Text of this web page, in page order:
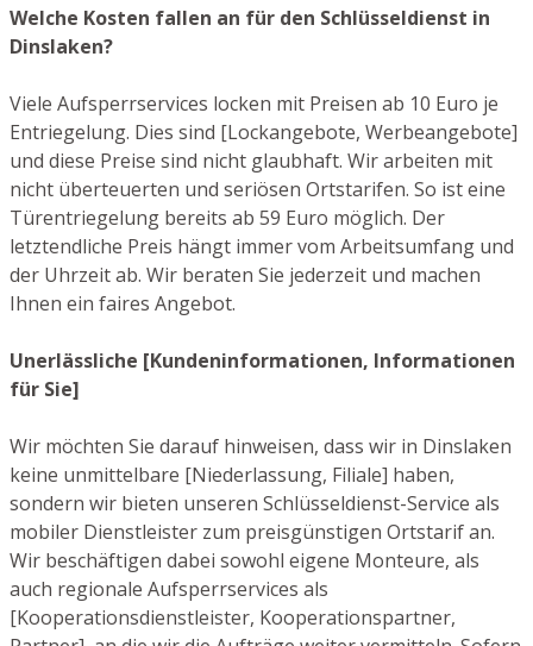
Welche Kosten fallen an für den Schlüsseldienst in
Dinslaken?
Viele Aufsperrservices locken mit Preisen ab 10 Euro je
Entriegelung. Dies sind [Lockangebote, Werbeangebote]
und diese Preise sind nicht glaubhaft. Wir arbeiten mit
nicht überteuerten und seriösen Ortstarifen. So ist eine
Türentriegelung bereits ab 59 Euro möglich. Der
letztendliche Preis hängt immer vom Arbeitsumfang und
der Uhrzeit ab. Wir beraten Sie jederzeit und machen
Ihnen ein faires Angebot.
Unerlässliche [Kundeninformationen, Informationen
für Sie]
Wir möchten Sie darauf hinweisen, dass wir in Dinslaken
keine unmittelbare [Niederlassung, Filiale] haben,
sondern wir bieten unseren Schlüsseldienst-Service als
mobiler Dienstleister zum preisgünstigen Ortstarif an.
Wir beschäftigen dabei sowohl eigene Monteure, als
auch regionale Aufsperrservices als
[Kooperationsdienstleister, Kooperationspartner,